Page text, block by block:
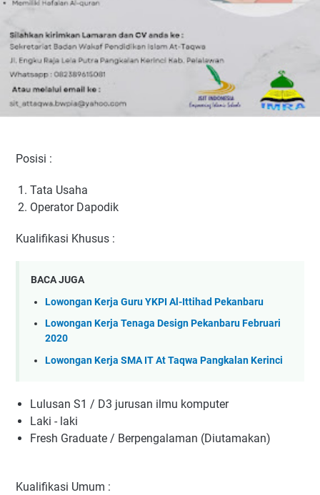
Posisi :
Tata Usaha
Operator Dapodik
Kualifikasi Khusus :
BACA JUGA
Lowongan Kerja Guru YKPI Al-Ittihad Pekanbaru
Lowongan Kerja Tenaga Design Pekanbaru Februari
2020
Lowongan Kerja SMA IT At Taqwa Pangkalan Kerinci
Lulusan S1 / D3 jurusan ilmu komputer
Laki - laki
Fresh Graduate / Berpengalaman (Diutamakan)
Kualifikasi Umum :